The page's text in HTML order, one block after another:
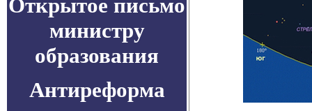
Открытое письмо
министру
образования
Антиреформа